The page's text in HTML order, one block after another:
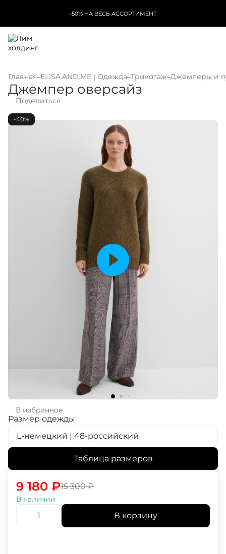
-50% НА ВЕСЬ АССОРТИМЕНТ
Главная–ELISA.AND.ME | Одежда–Трикотаж–Джемперы и
Джемпер оверсайз
Поделиться
-40%
В избранное
Размер одежды:
L-немецкий | 48-российский
Таблица размеров
15 300₽
9 180 ₽
В наличии
В корзину